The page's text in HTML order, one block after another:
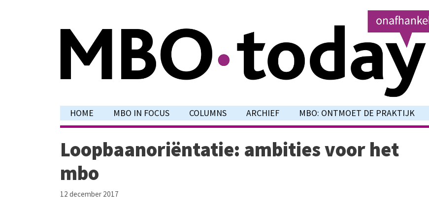
HOME MBO IN FOCUS COLUMNS ARCHIEF MBO: ONTMOET DE PRAKTIJK
Loopbaanoriëntatie: ambities voor het
mbo
12 december 2017